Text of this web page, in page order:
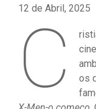
12 de Abril, 2025
C
os